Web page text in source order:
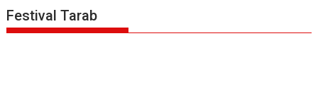
Festival Tarab